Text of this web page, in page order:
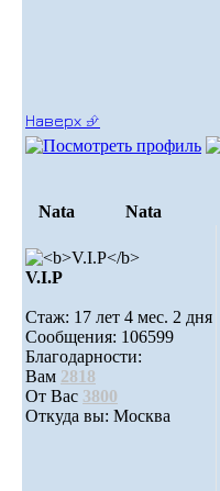
Наверх ⮵
Nata Nata
V.I.Р
Стаж: 17 лет 4 мес. 2 дня
Сообщения: 106599
Благодарности:
Вам 2818
От Вас 3800
Откуда вы: Москва